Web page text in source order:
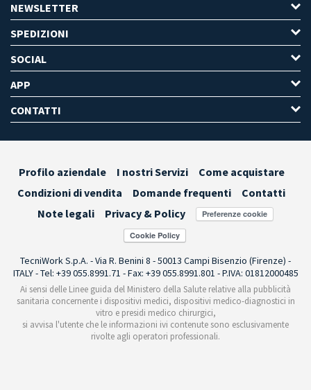
NEWSLETTER
SPEDIZIONI
SOCIAL
APP
CONTATTI
Profilo aziendale I nostri Servizi
Come acquistare
Condizioni di vendita
Domande frequenti
Contatti
Note legali
Privacy & Policy Preferenze cookie
TecniWork S.p.A. - Via R. Benini 8 - 50013 Campi Bisenzio (Firenze) -
ITALY - Tel: +39 055.8991.71 - Fax: +39 055.8991.801 - P.IVA: 01812000485
Ai sensi delle Linee guida del Ministero della Salute relative alla pubblicità
sanitaria concernente i dispositivi medici, dispositivi medico-diagnostici in
vitro e presidi medico chirurgici,
si avvisa l'utente che le informazioni ivi contenute sono esclusivamente
rivolte agli operatori professionali.